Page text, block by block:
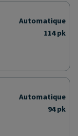
Automatique
114 pk
Automatique
94 pk